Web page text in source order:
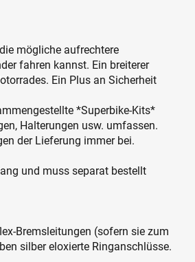
mögliche aufrechtere
fahren kannst. Ein breiterer
Ein Plus an Sicherheit
*Superbike-Kits*
Halterungen usw. umfassen.
der Lieferung immer bei.
und muss separat bestellt
Bremsleitungen (sofern sie zum
silber eloxierte Ringanschlüsse.